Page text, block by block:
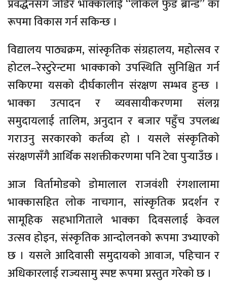
प्रवर्द्धनसँग जोडेर भाक्कालाई “लोकल फुड ब्रान्ड” का
रूपमा विकास गर्न सकिन्छ ।
विद्यालय पाठ्यक्रम, सांस्कृतिक संग्रहालय, महोत्सव र
होटल–रेस्टुरेन्टमा भाक्काको उपस्थिति सुनिश्चित गर्न
सकिएमा यसको दीर्घकालीन संरक्षण सम्भव हुन्छ ।
भाक्का उत्पादन र व्यवसायीकरणमा संलग्न
समुदायलाई तालिम, अनुदान र बजार पहुँच उपलब्ध
गराउनु सरकारको कर्तव्य हो । यसले संस्कृतिको
संरक्षणसँगै आर्थिक सशक्तीकरणमा पनि टेवा पुर्‍याउँछ ।
आज विर्तामोडको डोमालाल राजवंशी रंगशालामा
भाक्कासहित लोक नाचगान, सांस्कृतिक प्रदर्शन र
सामूहिक सहभागिताले भाक्का दिवसलाई केवल
उत्सव होइन, संस्कृतिक आन्दोलनको रूपमा उभ्याएको
छ । यसले आदिवासी समुदायको आवाज, पहिचान र
अधिकारलाई राज्यसामु स्पष्ट रूपमा प्रस्तुत गरेको छ ।